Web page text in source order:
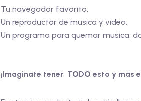
Tu navegador favorito.
Un reproductor de musica y video.
Un programa para quemar musica,
¡Imaginate tener TODO esto y mas